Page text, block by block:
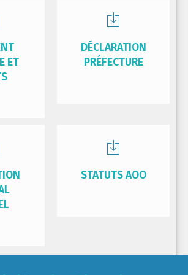
ET
DÉCLARATION
PRÉFECTURE
STATUTS AOO